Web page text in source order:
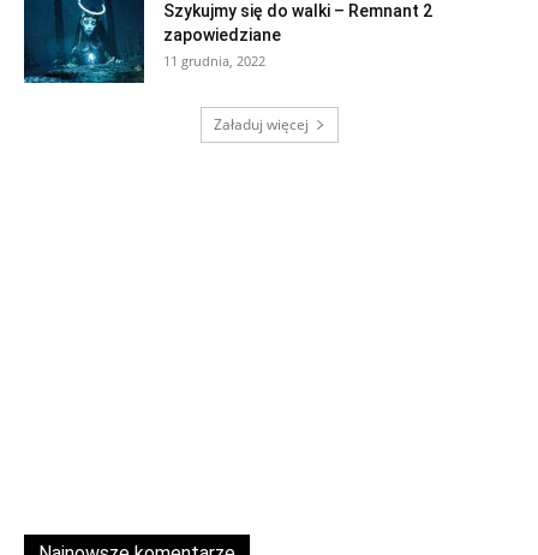
Szykujmy się do walki – Remnant 2
zapowiedziane
11 grudnia, 2022
Załaduj więcej